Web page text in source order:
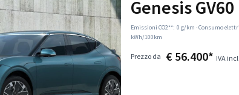
Genesis GV60
Emissioni CO2**: 0 g/km ·Consumo
kWh/100km
Prezzo da € 56.400* IVA